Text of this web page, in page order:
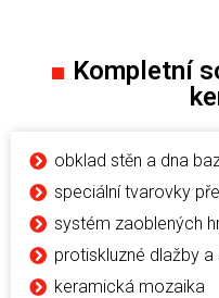
■ Kompletní
obklad stěn a dna
speciální tvarovky
systém zaoblených
protiskluzné dlažby
keramická mozaika